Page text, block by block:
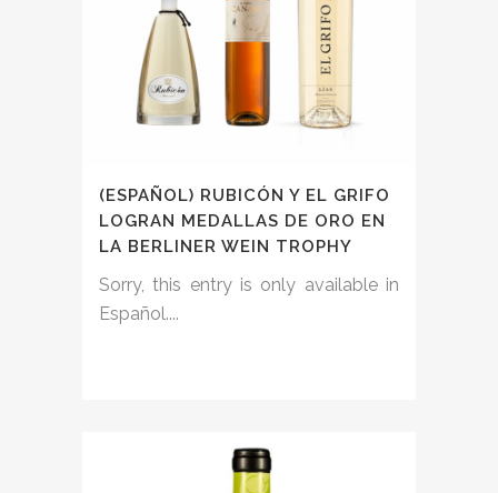
(ESPAÑOL) RUBICÓN Y EL GRIFO
LOGRAN MEDALLAS DE ORO EN
LA BERLINER WEIN TROPHY
Sorry, this entry is only available in
Español....